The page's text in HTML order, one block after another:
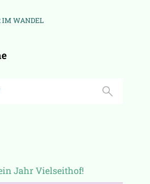
IM WANDEL
Jahr Vielseithof!